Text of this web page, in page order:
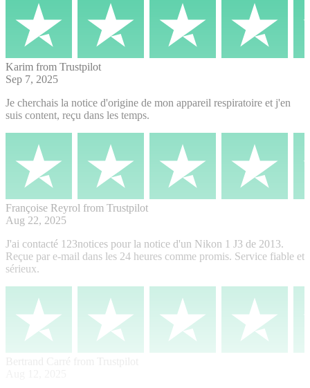
Karim from Trustpilot
Sep 7, 2025
Je cherchais la notice d'origine de mon appareil respiratoire et j'en
suis content, reçu dans les temps.
Françoise Reyrol from Trustpilot
Aug 22, 2025
J'ai contacté 123notices pour la notice d'un Nikon 1 J3 de 2013.
Reçue par e-mail dans les 24 heures comme promis. Service fiable et
sérieux.